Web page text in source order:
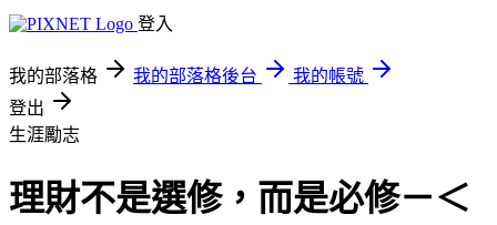
登入
我的部落格 我的部落格後台
我的帳號
登出
生涯勵志
理財不是選修，而是必修－＜